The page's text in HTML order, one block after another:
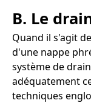
B. Le
Quand il s'agit
d'une nappe
système de
adéquatement
techniques